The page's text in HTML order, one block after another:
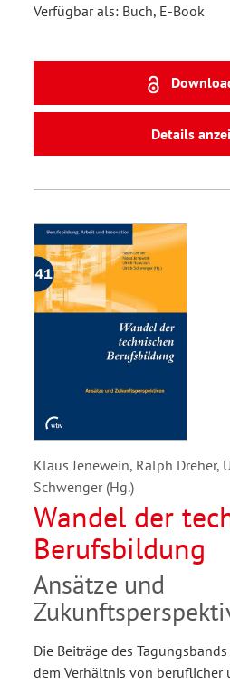
Verfügbar als: Buch, E-Book
Details
Klaus Jenewein, Ralph Dreher,
Schwenger (Hg.)
Wandel der
Berufsbildung
Ansätze und
Die Beiträge des
dem Verhältnis von beruflicher